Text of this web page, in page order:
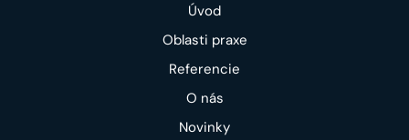
Úvod
Oblasti praxe
Referencie
O nás
Novinky